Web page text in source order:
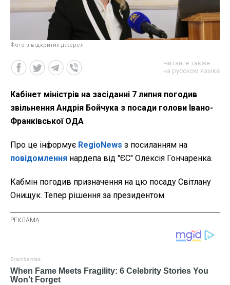
Фото з відкритих джерел
Читайте также
на русском языке
Кабінет міністрів на засіданні 7 липня погодив
звільнення Андрія Бойчука з посади голови Івано-
Франківської ОДА
Про це інформує RegioNews з посиланням на
повідомлення нардепа від "ЄС" Олексія Гончаренка.
Кабмін погодив призначення на цю посаду Світлану
Онищук. Тепер рішення за президентом.